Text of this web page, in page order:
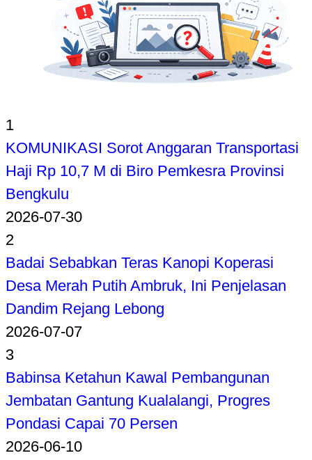
1
KOMUNIKASI Sorot Anggaran Transportasi
Haji Rp 10,7 M di Biro Pemkesra Provinsi
Bengkulu
2026-07-30
2
Badai Sebabkan Teras Kanopi Koperasi
Desa Merah Putih Ambruk, Ini Penjelasan
Dandim Rejang Lebong
2026-07-07
3
Babinsa Ketahun Kawal Pembangunan
Jembatan Gantung Kualalangi, Progres
Pondasi Capai 70 Persen
2026-06-10